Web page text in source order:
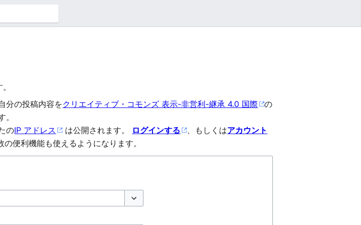
分の投稿内容をクリエイティブ・コモンズ 表示-非営利-継承 4.0 国際
の
のIP アドレス は公開されます。 ログインする 、もしくはアカウント
便利機能も使えるようになります。